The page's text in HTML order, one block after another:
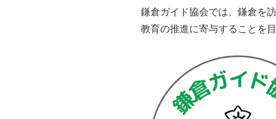
鎌倉ガイド協会では、鎌倉を
教育の推進に寄与することを